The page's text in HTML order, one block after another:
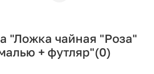
"Ложка чайная "Роза"
+ футляр"(0)